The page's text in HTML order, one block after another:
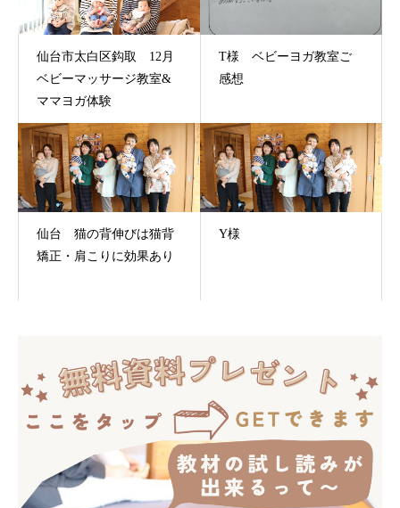
仙台市太白区鈎取 12月
ベビーマッサージ教室&
ママヨガ体験
T様 ベビーヨガ教室ご
感想
仙台 猫の背伸びは猫背
矯正・肩こりに効果あり
Y様